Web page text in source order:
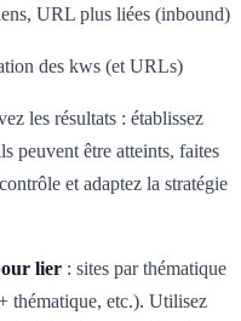
URL plus liées (inbound)
des kws (et URLs)
les résultats : établissez
peuvent être atteints, faites
et adaptez la stratégie
lier : sites par thématique
thématique, etc.). Utilisez